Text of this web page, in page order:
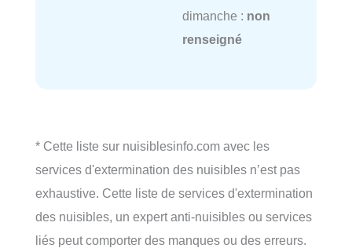
dimanche : non
renseigné
* Cette liste sur nuisiblesinfo.com avec les
services d'extermination des nuisibles n’est pas
exhaustive. Cette liste de services d'extermination
des nuisibles, un expert anti-nuisibles ou services
liés peut comporter des manques ou des erreurs.